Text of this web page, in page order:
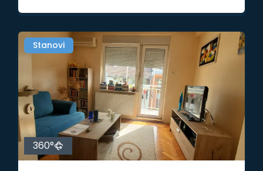
Stanovi
360°